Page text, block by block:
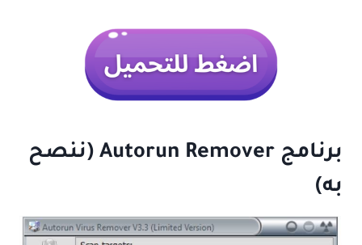
برنامج Autorun Remover (ننصح
به)